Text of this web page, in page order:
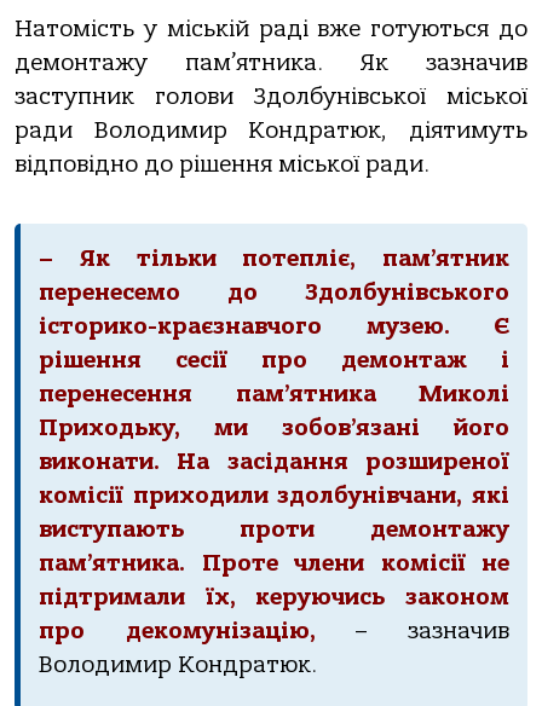
Натомість у міській раді вже готуються до
демонтажу пам’ятника. Як зазначив
заступник голови Здолбунівської міської
ради Володимир Кондратюк, діятимуть
відповідно до рішення міської ради.
– Як тільки потепліє, пам’ятник
перенесемо до Здолбунівського
історико-краєзнавчого музею. Є
рішення сесії про демонтаж і
перенесення пам’ятника Миколі
Приходьку, ми зобов’язані його
виконати. На засідання розширеної
комісії приходили здолбунівчани, які
виступають проти демонтажу
пам’ятника. Проте члени комісії не
підтримали їх, керуючись законом
про декомунізацію, – зазначив
Володимир Кондратюк.